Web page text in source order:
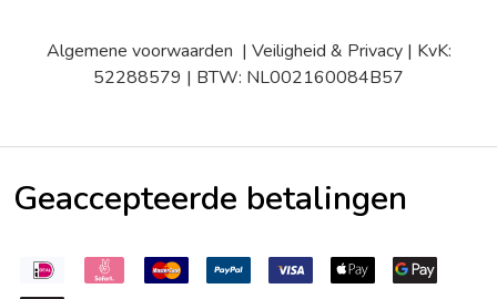
Algemene voorwaarden | Veiligheid & Privacy| KvK:
52288579 | BTW: NL002160084B57
Geaccepteerde betalingen